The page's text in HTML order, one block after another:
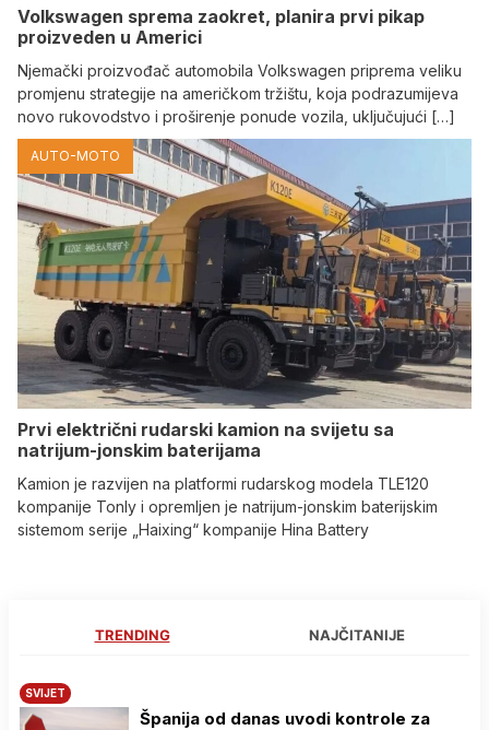
Volkswagen sprema zaokret, planira prvi pikap
proizveden u Americi
Njemački proizvođač automobila Volkswagen priprema veliku
promjenu strategije na američkom tržištu, koja podrazumijeva
novo rukovodstvo i proširenje ponude vozila, uključujući […]
AUTO-MOTO
Prvi električni rudarski kamion na svijetu sa
natrijum-jonskim baterijama
Kamion je razvijen na platformi rudarskog modela TLE120
kompanije Tonly i opremljen je natrijum-jonskim baterijskim
sistemom serije „Haixing“ kompanije Hina Battery
TRENDING NAJČITANIJE
SVIJET
Španija od danas uvodi kontrole za